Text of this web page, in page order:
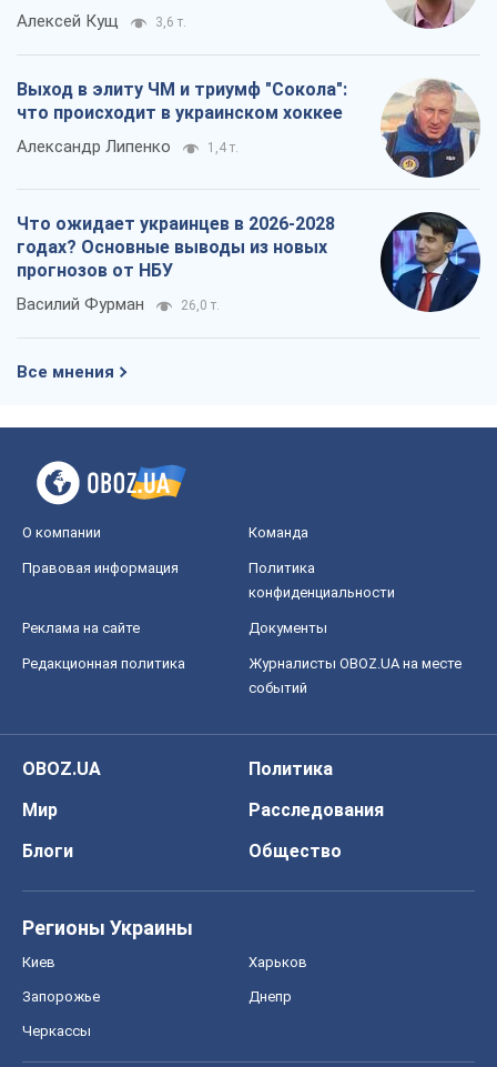
Алексей Кущ 3,6 т.
Выход в элиту ЧМ и триумф "Сокола":
что происходит в украинском хоккее
Александр Липенко 1,4 т.
Что ожидает украинцев в 2026-2028
годах? Основные выводы из новых
прогнозов от НБУ
Василий Фурман 26,0 т.
Все мнения
О компании Команда
Правовая информация
Политика
конфиденциальности
Реклама на сайте Документы
Редакционная политика
Журналисты OBOZ.UA на месте
событий
OBOZ.UA
Политика
Мир
Расследования
Блоги
Общество
Регионы Украины
Киев Харьков
Запорожье Днепр
Черкассы